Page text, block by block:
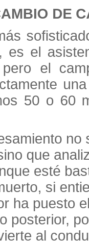
DE
es el
pero el
50 o 60
que
esté
si
ha puesto
posterior,
al